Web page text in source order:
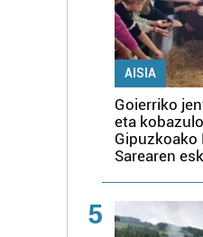
AISIA
Goierriko
eta
Gipuzkoako
Sarearen
5